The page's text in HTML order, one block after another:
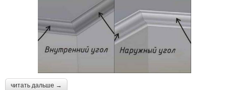
читать дальше →